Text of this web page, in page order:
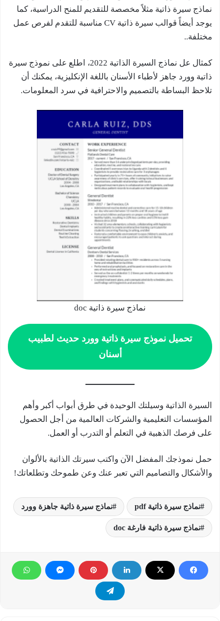
نماذج سيرة ذاتية مثلاً مخصصة للتقديم للمنح الدراسية، كما
يوجد أيضاً قوالب سيرة ذاتية CV مناسبة للتقدم لفرص عمل
مختلفة..
كمثال عل نماذج السيرة الذاتية 2022، اطلع على نموذج سيرة
ذاتية وورد جاهز لأطباء الأسنان باللغة الإنكليزية، يمكنك أن
تلاحظ البساطة بالتصميم والاحترافية في سرد المعلومات.
نماذج سيرة ذاتية doc
تحميل نموذج سيرة ذاتية وورد حديث لطبيب
أسنان
السيرة الذاتية وسيلتك الوحيدة في طرق أبواب أكبر وأهم
المؤسسات التعليمية والشركات العالمية من أجل الحصول
على فرصك الذهبية في التعلم أو التدرب أو العمل.
حمل نموذجك المفضل الآن واكتب سيرتك الذاتية بالألوان
والأشكال والتصاميم التي تعبر عنك وعن طموحك وتطلعاتك!
نماذج سيرة ذاتية pdf نماذج سيرة ذاتية جاهزة وورد
نماذج سيرة ذاتية فارغة doc